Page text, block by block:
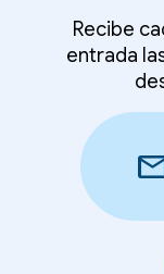
Recibe
entrada